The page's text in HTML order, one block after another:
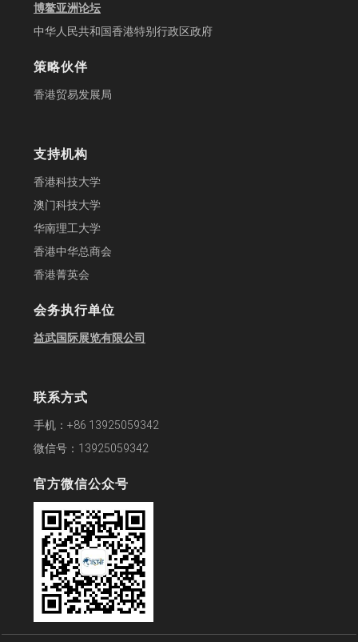
博鳌亚洲论坛
中华人民共和国香港特别行政区政府
策略伙伴
香港贸易发展局
支持机构
香港科技大学
澳门科技大学
华南理工大学
香港中华总商会
香港菁英会
会务执行单位
益武国际展览有限公司
联系方式
手机：+86 13925059342
微信号：13925059342
官方微信公众号